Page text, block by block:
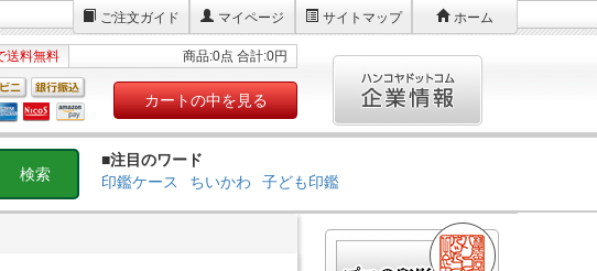
ご注文ガイド マイページ サイトマップ ホーム
送料無料 商品:0点 合計:0円
カートの中を見る
■注目のワード
印鑑ケース
ちいかわ 子ども印鑑